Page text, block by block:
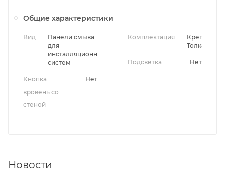
Общие характеристики
Вид
Панели смыва
для
инсталляционных
систем
Кнопка
вровень со
стеной
Нет
Комплектация
Крепления,
Толкатели
Подсветка Нет
Новости